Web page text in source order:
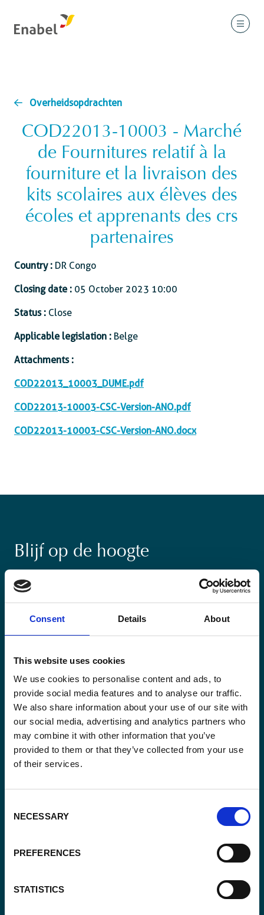
Consent Details About
This website uses cookies
We use cookies to personalise content and ads, to
provide social media features and to analyse our traffic.
We also share information about your use of our site with
our social media, advertising and analytics partners who
may combine it with other information that you’ve
provided to them or that they’ve collected from your use
of their services.
Selection
NECESSARY
PREFERENCES
STATISTICS
Overheidsopdrachten
COD22013-10003 - Marché
de Fournitures relatif à la
fourniture et la livraison des
kits scolaires aux élèves des
écoles et apprenants des crs
partenaires
Country : DR Congo
Closing date : 05 October 2023 10:00
Status : Close
Applicable legislation : Belge
Attachments :
COD22013_10003_DUME.pdf
COD22013-10003-CSC-Version-ANO.pdf
COD22013-10003-CSC-Version-ANO.docx
Blijf op de hoogte
Blijf op de hoogte van onze activiteiten en
internationale ontwikkelingstrends belicht vanuit
Email
(Vereist)
Ja,
ik
schrijf
in.
Ja, ik schrijf me in. (Vereist)
CAPTCHA